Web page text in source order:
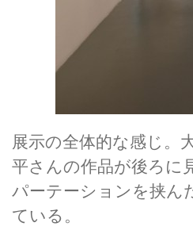
展示の全体的な感じ。
平さんの作品が後ろに
パーテーションを挟ん
ている。